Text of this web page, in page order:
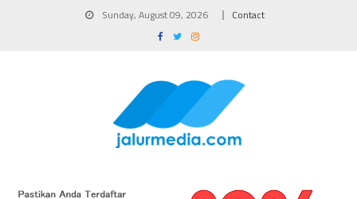
Sunday, August 09, 2026 Contact